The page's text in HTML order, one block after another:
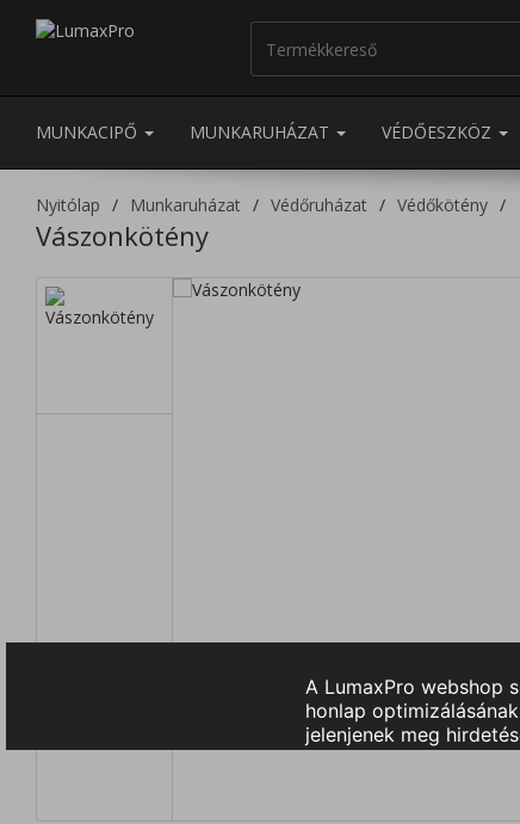
MUNKACIPŐ MUNKARUHÁZAT VÉDŐESZKÖZ
Nyitólap Munkaruházat Védőruházat Védőkötény
Vászonkötény